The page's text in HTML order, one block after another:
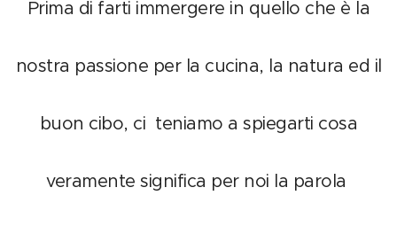
Prima di farti immergere in quello che è la
nostra passione per la cucina, la natura ed il
buon cibo, ci teniamo a spiegarti cosa
veramente significa per noi la parola